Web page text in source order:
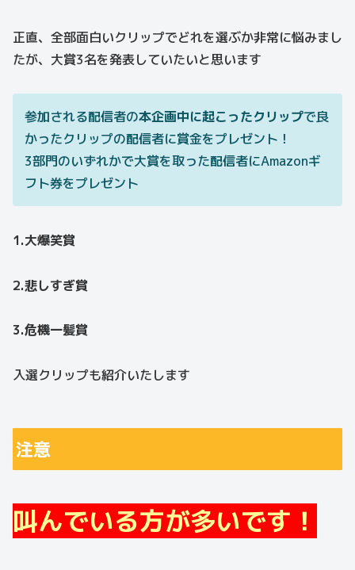
正直、全部面白いクリップでどれを選ぶか非常に悩みまし
たが、大賞3名を発表していたいと思います
参加される配信者の本企画中に起こったクリップで良
かったクリップの配信者に賞金をプレゼント！
3部門のいずれかで大賞を取った配信者にAmazonギ
フト券をプレゼント
1.大爆笑賞
2.悲しすぎ賞
3.危機一髪賞
入選クリップも紹介いたします
注意
叫んでいる方が多いです！